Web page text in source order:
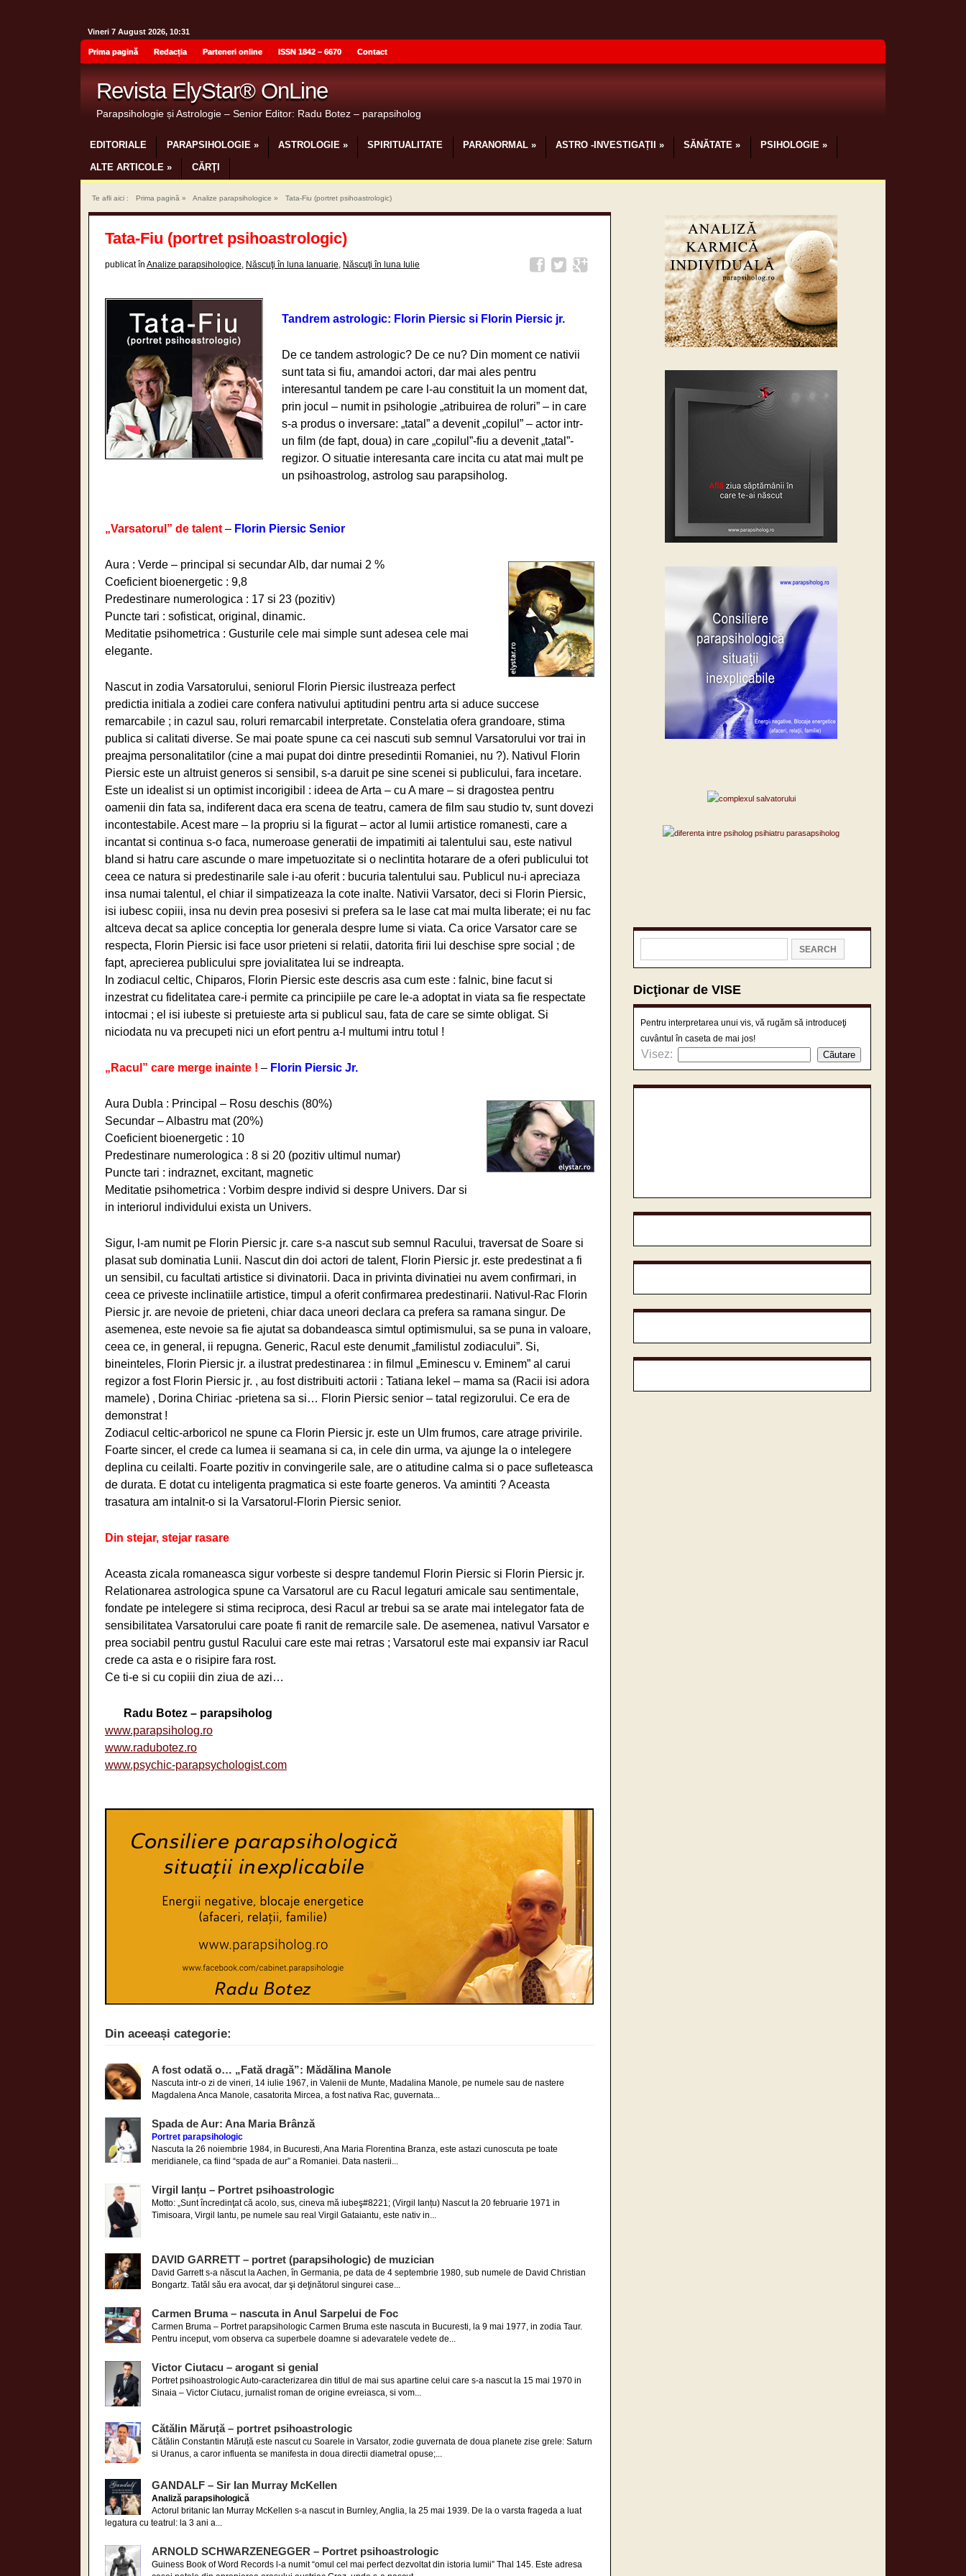
Vineri 7 August 2026, 10:31
Prima pagină Redacția Parteneri online ISSN 1842 – 6670 Contact
Revista ElyStar® OnLine
Parapsihologie și Astrologie – Senior Editor: Radu Botez – parapsiholog
EDITORIALE PARAPSIHOLOGIE» ASTROLOGIE» SPIRITUALITATE PARANORMAL» ASTRO -INVESTIGAȚII » SĂNĂTATE » PSIHOLOGIE»
ALTE ARTICOLE » CĂRŢI
Te afli aici : Prima pagină » Analize parapsihologice » Tata-Fiu (portret psihoastrologic)
Tata-Fiu (portret psihoastrologic)
publicat în Analize parapsihologice Născuţi în luna Ianuarie Născuţi în luna Iulie
Tandrem astrologic: Florin Piersic si Florin Piersic jr.
De ce tandem astrologic? De ce nu? Din moment ce nativii
sunt tata si fiu, amandoi actori, dar mai ales pentru
interesantul tandem pe care l-au constituit la un moment dat,
prin jocul – numit in psihologie „atribuirea de roluri” – in care
s-a produs o inversare: „tatal” a devenit „copilul” – actor intr-
un film (de fapt, doua) in care „copilul”-fiu a devenit „tatal”-
regizor. O situatie interesanta care incita cu atat mai mult pe
un psihoastrolog, astrolog sau parapsiholog.
„Varsatorul” de talent– Florin Piersic Senior
Aura : Verde – principal si secundar Alb, dar numai 2 %
Coeficient bioenergetic : 9,8
Predestinare numerologica : 17 si 23 (pozitiv)
Puncte tari : sofisticat, original, dinamic.
Meditatie psihometrica : Gusturile cele mai simple sunt adesea cele mai
elegante.
Nascut in zodia Varsatorului, seniorul Florin Piersic ilustreaza perfect
predictia initiala a zodiei care confera nativului aptitudini pentru arta si aduce succese
remarcabile ; in cazul sau, roluri remarcabil interpretate. Constelatia ofera grandoare, stima
publica si calitati diverse. Se mai poate spune ca cei nascuti sub semnul Varsatorului vor trai in
preajma personalitatilor (cine a mai pupat doi dintre presedintii Romaniei, nu ?). Nativul Florin
Piersic este un altruist generos si sensibil, s-a daruit pe sine scenei si publicului, fara incetare.
Este un idealist si un optimist incorigibil : ideea de Arta – cu A mare – si dragostea pentru
oamenii din fata sa, indiferent daca era scena de teatru, camera de film sau studio tv, sunt dovezi
incontestabile. Acest mare – la propriu si la figurat – actor al lumii artistice romanesti, care a
incantat si continua s-o faca, numeroase generatii de impatimiti ai talentului sau, este nativul
bland si hatru care ascunde o mare impetuozitate si o neclintita hotarare de a oferi publicului tot
ceea ce natura si predestinarile sale i-au oferit : bucuria talentului sau. Publicul nu-i apreciaza
insa numai talentul, el chiar il simpatizeaza la cote inalte. Nativii Varsator, deci si Florin Piersic,
isi iubesc copiii, insa nu devin prea posesivi si prefera sa le lase cat mai multa liberate; ei nu fac
altceva decat sa aplice conceptia lor generala despre lume si viata. Ca orice Varsator care se
respecta, Florin Piersic isi face usor prieteni si relatii, datorita firii lui deschise spre social ; de
fapt, aprecierea publicului spre jovialitatea lui se indreapta.
In zodiacul celtic, Chiparos, Florin Piersic este descris asa cum este : falnic, bine facut si
inzestrat cu fidelitatea care-i permite ca principiile pe care le-a adoptat in viata sa fie respectate
intocmai ; el isi iubeste si pretuieste arta si publicul sau, fata de care se simte obligat. Si
niciodata nu va precupeti nici un efort pentru a-l multumi intru totul !
„Racul” care merge inainte ! – Florin Piersic Jr.
Aura Dubla : Principal – Rosu deschis (80%)
Secundar – Albastru mat (20%)
Coeficient bioenergetic : 10
Predestinare numerologica : 8 si 20 (pozitiv ultimul numar)
Puncte tari : indraznet, excitant, magnetic
Meditatie psihometrica : Vorbim despre individ si despre Univers. Dar si
in interiorul individului exista un Univers.
Sigur, l-am numit pe Florin Piersic jr. care s-a nascut sub semnul Racului, traversat de Soare si
plasat sub dominatia Lunii. Nascut din doi actori de talent, Florin Piersic jr. este predestinat a fi
un sensibil, cu facultati artistice si divinatorii. Daca in privinta divinatiei nu avem confirmari, in
ceea ce priveste inclinatiile artistice, timpul a oferit confirmarea predestinarii. Nativul-Rac Florin
Piersic jr. are nevoie de prieteni, chiar daca uneori declara ca prefera sa ramana singur. De
asemenea, este nevoie sa fie ajutat sa dobandeasca simtul optimismului, sa se puna in valoare,
ceea ce, in general, ii repugna. Generic, Racul este denumit „familistul zodiacului”. Si,
bineinteles, Florin Piersic jr. a ilustrat predestinarea : in filmul „Eminescu v. Eminem” al carui
regizor a fost Florin Piersic jr. , au fost distribuiti actorii : Tatiana Iekel – mama sa (Racii isi adora
mamele) , Dorina Chiriac -prietena sa si… Florin Piersic senior – tatal regizorului. Ce era de
demonstrat !
Zodiacul celtic-arboricol ne spune ca Florin Piersic jr. este un Ulm frumos, care atrage privirile.
Foarte sincer, el crede ca lumea ii seamana si ca, in cele din urma, va ajunge la o intelegere
deplina cu ceilalti. Foarte pozitiv in convingerile sale, are o atitudine calma si o pace sufleteasca
de durata. E dotat cu inteligenta pragmatica si este foarte generos. Va amintiti ? Aceasta
trasatura am intalnit-o si la Varsatorul-Florin Piersic senior.
Din stejar, stejar rasare
Aceasta zicala romaneasca sigur vorbeste si despre tandemul Florin Piersic si Florin Piersic jr.
Relationarea astrologica spune ca Varsatorul are cu Racul legaturi amicale sau sentimentale,
fondate pe intelegere si stima reciproca, desi Racul ar trebui sa se arate mai intelegator fata de
sensibilitatea Varsatorului care poate fi ranit de remarcile sale. De asemenea, nativul Varsator e
prea sociabil pentru gustul Racului care este mai retras ; Varsatorul este mai expansiv iar Racul
crede ca asta e o risipire fara rost.
Ce ti-e si cu copiii din ziua de azi…
Radu Botez – parapsiholog
www.parapsiholog.ro
www.radubotez.ro
www.psychic-parapsychologist.com
Din aceeași categorie:
A fost odată o… „Fată dragă”: Mădălina Manole
Nascuta intr-o zi de vineri, 14 iulie 1967, in Valenii de Munte, Madalina Manole, pe numele sau de nastere
Magdalena Anca Manole, casatorita Mircea, a fost nativa Rac, guvernata...
Spada de Aur: Ana Maria Brânză
Portret parapsihologic
Nascuta la 26 noiembrie 1984, in Bucuresti, Ana Maria Florentina Branza, este astazi cunoscuta pe toate
meridianele, ca fiind “spada de aur” a Romaniei. Data nasterii...
Virgil Ianțu – Portret psihoastrologic
Motto: „Sunt încredinţat că acolo, sus, cineva mă iubeş#8221; (Virgil Ianțu) Nascut la 20 februarie 1971 in
Timisoara, Virgil Iantu, pe numele sau real Virgil Gataiantu, este nativ in...
DAVID GARRETT – portret (parapsihologic) de muzician
David Garrett s-a născut la Aachen, în Germania, pe data de 4 septembrie 1980, sub numele de David Christian
Bongartz. Tatăl său era avocat, dar şi deţinătorul singurei case...
Carmen Bruma – nascuta in Anul Sarpelui de Foc
Carmen Bruma – Portret parapsihologic Carmen Bruma este nascuta in Bucuresti, la 9 mai 1977, in zodia Taur.
Pentru inceput, vom observa ca superbele doamne si adevaratele vedete de...
Victor Ciutacu – arogant si genial
Portret psihoastrologic Auto-caracterizarea din titlul de mai sus apartine celui care s-a nascut la 15 mai 1970 in
Sinaia – Victor Ciutacu, jurnalist roman de origine evreiasca, si vom...
Cătălin Măruță – portret psihoastrologic
Cătălin Constantin Măruță este nascut cu Soarele in Varsator, zodie guvernata de doua planete zise grele: Saturn
si Uranus, a caror influenta se manifesta in doua directii diametral opuse;...
GANDALF – Sir Ian Murray McKellen
Analiză parapsihologică
Actorul britanic Ian Murray McKellen s-a nascut in Burnley, Anglia, la 25 mai 1939. De la o varsta frageda a luat
legatura cu teatrul: la 3 ani a...
ARNOLD SCHWARZENEGGER – Portret psihoastrologic
Guiness Book of Word Records l-a numit “omul cel mai perfect dezvoltat din istoria lumii” Thal 145. Este adresa
Dicţionar de VISE
Pentru interpretarea unui vis, vă rugăm să introduceţi
cuvântul în caseta de mai jos!
Visez: